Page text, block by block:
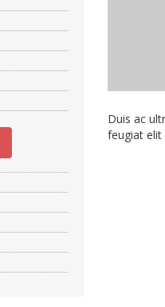
Duis ac
feugiat elit